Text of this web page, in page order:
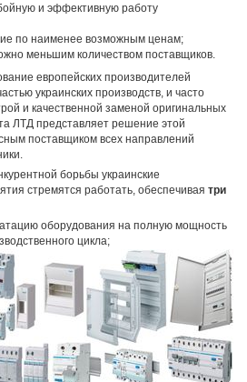
и эффективную работу
по наименее возможным ценам;
меньшим количеством поставщиков.
европейских производителей
украинских производств, и часто
и качественной заменой оригинальных
ЛТД представляет решение этой
поставщиком всех направлений
борьбы украинские
стремятся работать, обеспечивая три
оборудования на полную мощность
цикла;